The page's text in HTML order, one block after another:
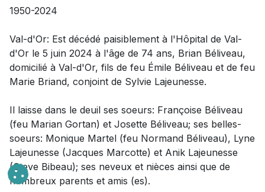
1950-2024
Val-d'Or: Est décédé paisiblement à l'Hôpital de Val-
d'Or le 5 juin 2024 à l'âge de 74 ans, Brian Béliveau,
domicilié à Val-d'Or, fils de feu Émile Béliveau et de feu
Marie Briand, conjoint de Sylvie Lajeunesse.
Il laisse dans le deuil ses soeurs: Françoise Béliveau
(feu Marian Gortan) et Josette Béliveau; ses belles-
soeurs: Monique Martel (feu Normand Béliveau), Lyne
Lajeunesse (Jacques Marcotte) et Anik Lajeunesse
(Steve Bibeau); ses neveux et nièces ainsi que de
nombreux parents et amis (es).